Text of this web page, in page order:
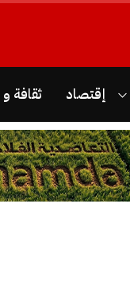
إقتصاد ثقافة